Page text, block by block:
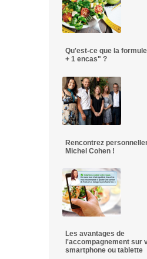
Qu'est-ce que la
+ 1 encas" ?
Rencontrez
Michel Cohen !
Les avantages de
l'accompagnement sur
smartphone ou tablette